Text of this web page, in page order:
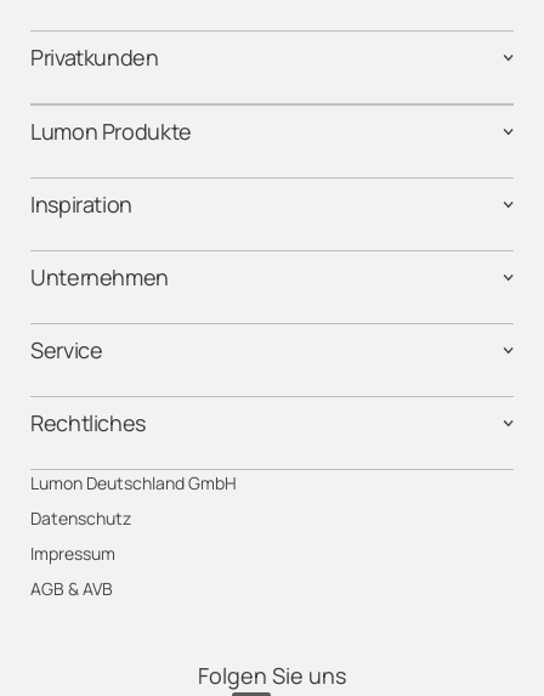
Privatkunden
Lumon Produkte
Inspiration
Unternehmen
Service
Rechtliches
Lumon Deutschland GmbH
Datenschutz
Impressum
AGB & AVB
Folgen Sie uns